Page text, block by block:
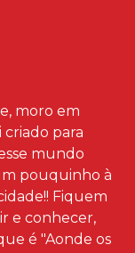
moro em
criado para
mundo
pouquinho à
Fiquem
e conhecer,
é "Aonde os